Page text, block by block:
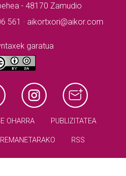
- 48170 Zamudio
561 · aikortxori@aikor.com
garatua
OHARRA PUBLIZITATEA
RSS